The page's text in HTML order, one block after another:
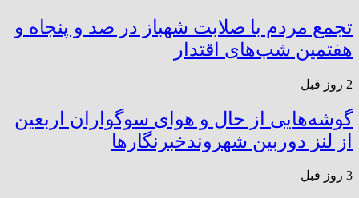
تجمع مردم با صلابت شهباز در صد و پنجاه و
هفتمین شب‌های اقتدار
2 روز قبل
گوشه‌هایی از حال و هوای سوگواران اربعین
از لنز دوربین شهروندخبرنگار‌ها
3 روز قبل